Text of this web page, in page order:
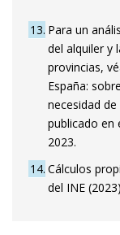
13 Para un
del alquiler y
provincias,
España:
necesidad
publicado en
2023.
14 Cálculos
del INE